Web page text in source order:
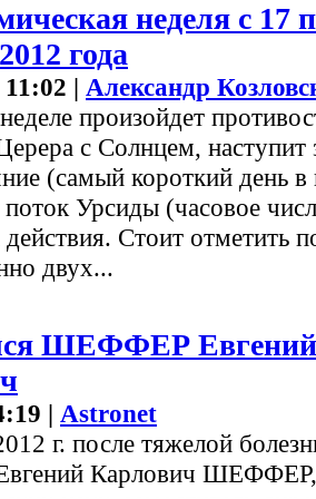
неделя с 17
года
| Александр
произойдет
с Солнцем, наступит
(самый короткий день в
Урсиды (часовое
Стоит отметить
двух...
ШЕФФЕР Евгений
| Astronet
г. после тяжелой
Карлович